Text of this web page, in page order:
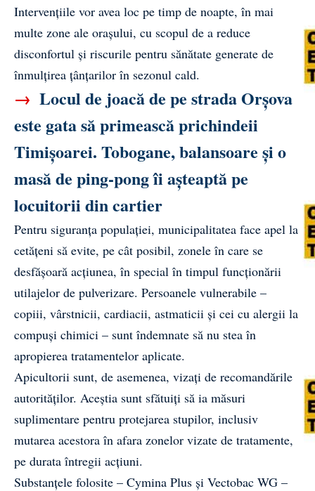
Intervențiile vor avea loc pe timp de noapte, în mai
multe zone ale orașului, cu scopul de a reduce
disconfortul și riscurile pentru sănătate generate de
înmulțirea țânțarilor în sezonul cald.
→ Locul de joacă de pe strada Orșova
este gata să primească prichindeii
Timișoarei. Tobogane, balansoare și o
masă de ping-pong îi așteaptă pe
locuitorii din cartier
Pentru siguranța populației, municipalitatea face apel la
cetățeni să evite, pe cât posibil, zonele în care se
desfășoară acțiunea, în special în timpul funcționării
utilajelor de pulverizare. Persoanele vulnerabile –
copiii, vârstnicii, cardiacii, astmaticii și cei cu alergii la
compuși chimici – sunt îndemnate să nu stea în
apropierea tratamentelor aplicate.
Apicultorii sunt, de asemenea, vizați de recomandările
autorităților. Aceștia sunt sfătuiți să ia măsuri
suplimentare pentru protejarea stupilor, inclusiv
mutarea acestora în afara zonelor vizate de tratamente,
pe durata întregii acțiuni.
Substanțele folosite – Cymina Plus și Vectobac WG –